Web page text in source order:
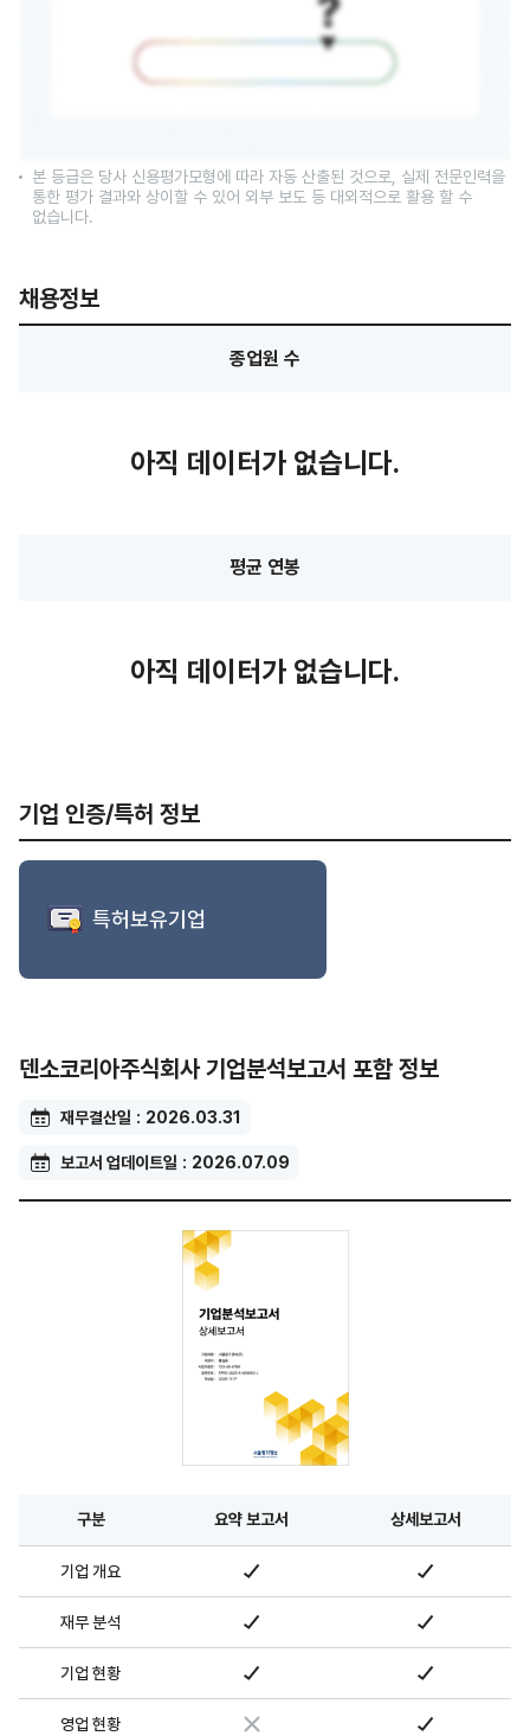
본 등급은 당사 신용평가모형에 따라 자동 산출된 것으로, 실제 전문인력을
통한 평가 결과와 상이할 수 있어 외부 보도 등 대외적으로 활용 할 수
없습니다.
채용정보
종업원 수
아직 데이터가 없습니다.
평균 연봉
아직 데이터가 없습니다.
기업 인증/특허 정보
특허보유기업
덴소코리아주식회사 기업분석보고서 포함 정보
재무결산일 2026.03.31
보고서 업데이트일 2026.07.09
구분 요약 보고서 상세보고서
기업 개요
재무 분석
기업 현황
영업 현황